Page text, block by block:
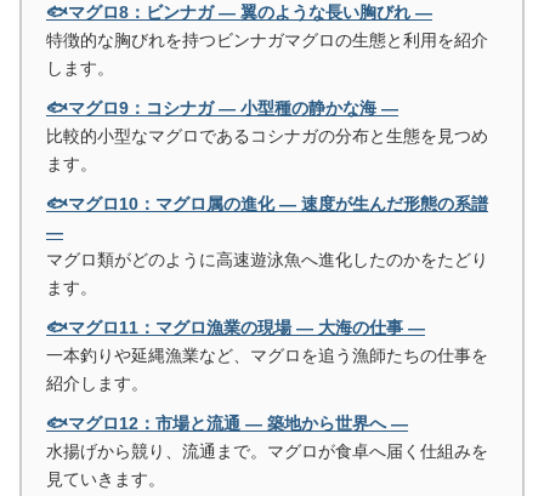
🐟マグロ8：ビンナガ ― 翼のような長い胸びれ ―
特徴的な胸びれを持つビンナガマグロの生態と利用を紹介
します。
🐟マグロ9：コシナガ ― 小型種の静かな海 ―
比較的小型なマグロであるコシナガの分布と生態を見つめ
ます。
🐟マグロ10：マグロ属の進化 ― 速度が生んだ形態の系譜
―
マグロ類がどのように高速遊泳魚へ進化したのかをたどり
ます。
🐟マグロ11：マグロ漁業の現場 ― 大海の仕事 ―
一本釣りや延縄漁業など、マグロを追う漁師たちの仕事を
紹介します。
🐟マグロ12：市場と流通 ― 築地から世界へ ―
水揚げから競り、流通まで。マグロが食卓へ届く仕組みを
見ていきます。